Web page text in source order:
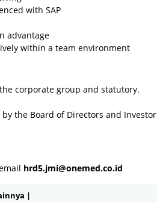
with SAP
advantage
within a team environment
corporate group and statutory.
the Board of Directors and Investor
hrd5.jmi@onemed.co.id
|